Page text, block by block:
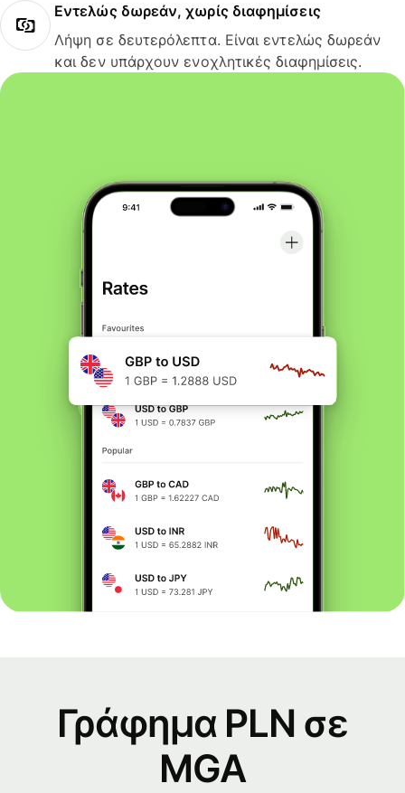
Εντελώς δωρεάν, χωρίς διαφημίσεις
Λήψη σε δευτερόλεπτα. Είναι εντελώς δωρεάν
και δεν υπάρχουν ενοχλητικές διαφημίσεις.
Γράφημα PLN σε
MGA